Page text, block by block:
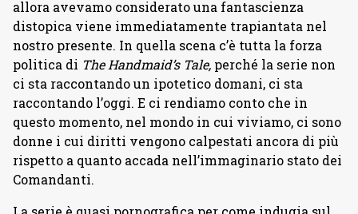
allora avevamo considerato una fantascienza
distopica viene immediatamente trapiantata nel
nostro presente. In quella scena c’è tutta la forza
politica di The Handmaid’s Tale, perché la serie non
ci sta raccontando un ipotetico domani, ci sta
raccontando l’oggi. E ci rendiamo conto che in
questo momento, nel mondo in cui viviamo, ci sono
donne i cui diritti vengono calpestati ancora di più
rispetto a quanto accada nell’immaginario stato dei
Comandanti.